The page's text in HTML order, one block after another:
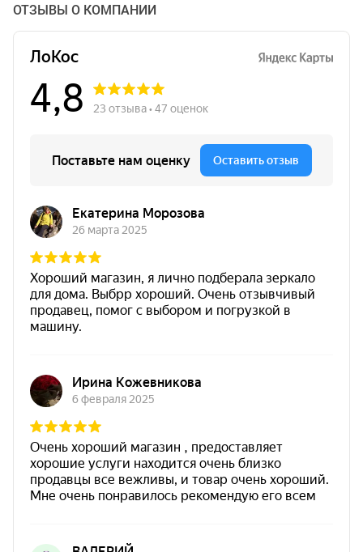
ОТЗЫВЫ О КОМПАНИИ